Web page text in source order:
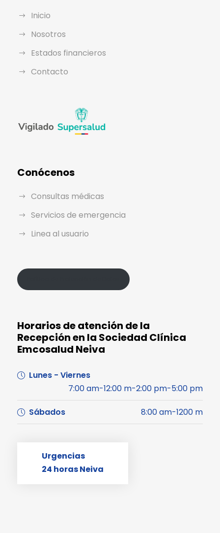
Inicio
Nosotros
Estados financieros
Contacto
Conócenos
Consultas médicas
Servicios de emergencia
Linea al usuario
Horarios de atención de la
Recepción en la Sociedad Clínica
Emcosalud Neiva
Lunes - Viernes
7:00 am-12:00 m-2:00 pm-5:00 pm
Sábados 8:00 am-1200 m
Urgencias
24 horas Neiva